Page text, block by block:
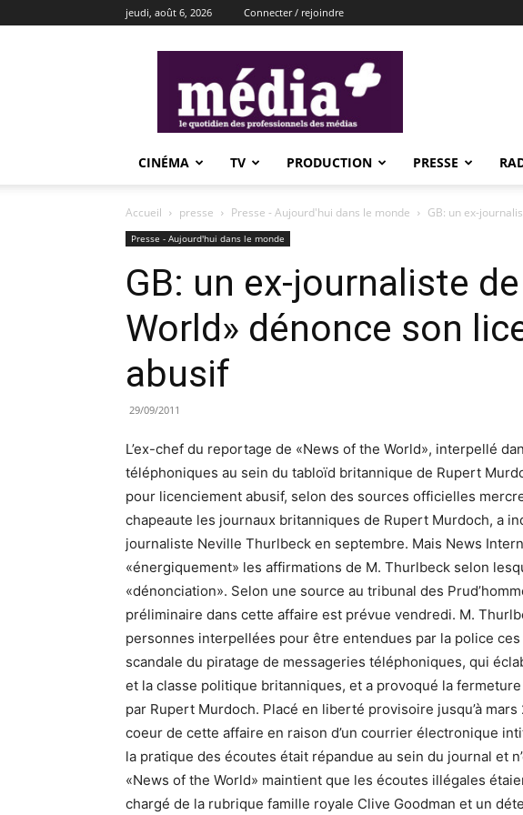
jeudi, août 6, 2026 Connecter / rejoindre
CINÉMA TV PRODUCTION PRESSE
Accueil presse Presse - Aujourd'hui dans le monde GB: un ex-
Presse - Aujourd'hui dans le monde
GB: un ex-journaliste
World» dénonce son
abusif
29/09/2011
L’ex-chef du reportage de «News of the World», interpellé
téléphoniques au sein du tabloïd britannique de Rupert
pour licenciement abusif, selon des sources officielles
chapeaute les journaux britanniques de Rupert Murdoch, a
journaliste Neville Thurlbeck en septembre. Mais News
«énergiquement» les affirmations de M. Thurlbeck selon
«dénonciation». Selon une source au tribunal des
préliminaire dans cette affaire est prévue vendredi. M.
personnes interpellées pour être entendues par la police
scandale du piratage de messageries téléphoniques, qui
et la classe politique britanniques, et a provoqué la
par Rupert Murdoch. Placé en liberté provisoire jusqu’à
coeur de cette affaire en raison d’un courrier électronique
la pratique des écoutes était répandue au sein du journal et
«News of the World» maintient que les écoutes illégales
chargé de la rubrique famille royale Clive Goodman et un